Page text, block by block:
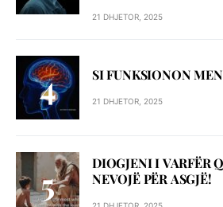
21 DHJETOR, 2025
SI FUNKSIONON
21 DHJETOR, 2025
DIOGJENI I VARFËR
NEVOJË PËR ASGJË!